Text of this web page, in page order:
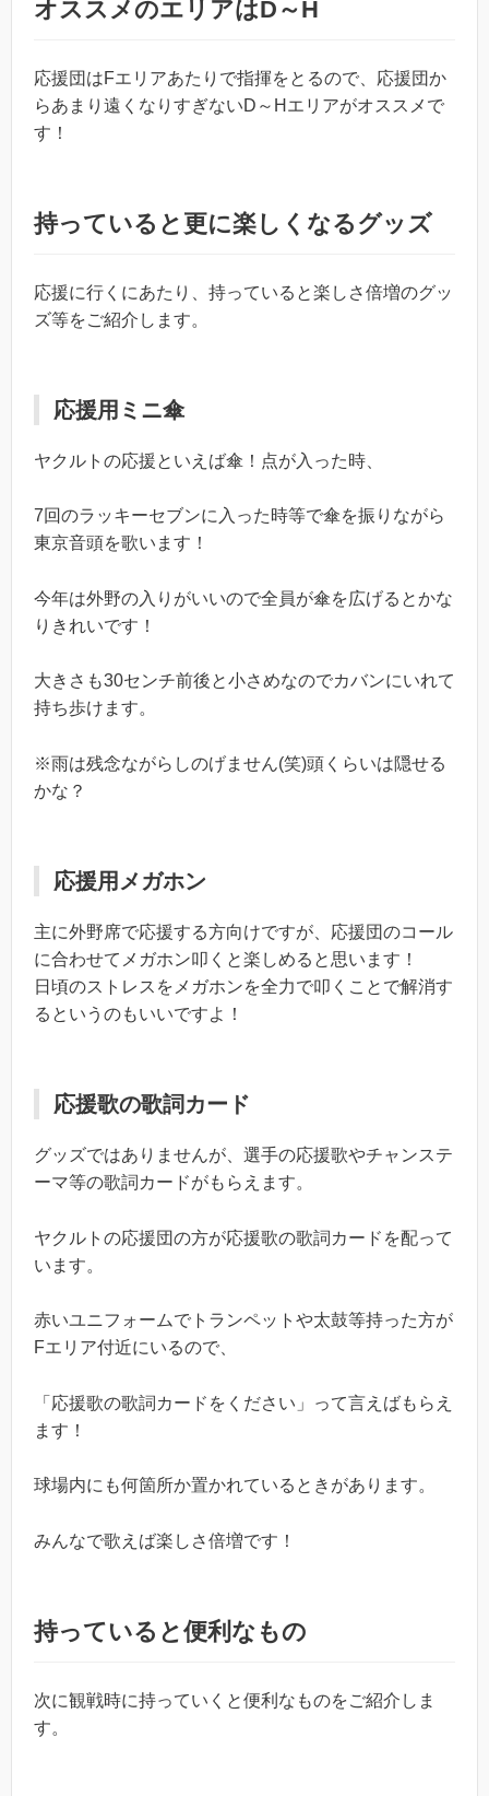
オススメのエリアはD～H
応援団はFエリアあたりで指揮をとるので、応援団か
らあまり遠くなりすぎないD～Hエリアがオススメで
す！
持っていると更に楽しくなるグッズ
応援に行くにあたり、持っていると楽しさ倍増のグッ
ズ等をご紹介します。
応援用ミニ傘
ヤクルトの応援といえば傘！点が入った時、
7回のラッキーセブンに入った時等で傘を振りながら
東京音頭を歌います！
今年は外野の入りがいいので全員が傘を広げるとかな
りきれいです！
大きさも30センチ前後と小さめなのでカバンにいれて
持ち歩けます。
※雨は残念ながらしのげません(笑)頭くらいは隠せる
かな？
応援用メガホン
主に外野席で応援する方向けですが、応援団のコール
に合わせてメガホン叩くと楽しめると思います！
日頃のストレスをメガホンを全力で叩くことで解消す
るというのもいいですよ！
応援歌の歌詞カード
グッズではありませんが、選手の応援歌やチャンステ
ーマ等の歌詞カードがもらえます。
ヤクルトの応援団の方が応援歌の歌詞カードを配って
います。
赤いユニフォームでトランペットや太鼓等持った方が
Fエリア付近にいるので、
「応援歌の歌詞カードをください」って言えばもらえ
ます！
球場内にも何箇所か置かれているときがあります。
みんなで歌えば楽しさ倍増です！
持っていると便利なもの
次に観戦時に持っていくと便利なものをご紹介しま
す。